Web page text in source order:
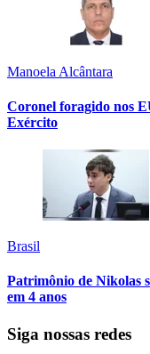
Manoela Alcântara
Coronel foragido nos
Exército
Brasil
Patrimônio de Nikolas
em 4 anos
Siga nossas redes